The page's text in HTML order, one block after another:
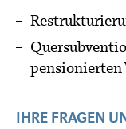
pensionierten
IHRE FRAGEN